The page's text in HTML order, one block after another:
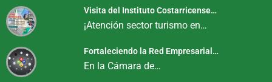
Visita del Instituto Costarricense…
¡Atención sector turismo en…
Fortaleciendo la Red Empresarial…
En la Cámara de…